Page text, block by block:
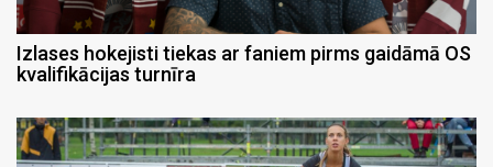
Izlases hokejisti tiekas ar faniem pirms gaidāmā OS
kvalifikācijas turnīra